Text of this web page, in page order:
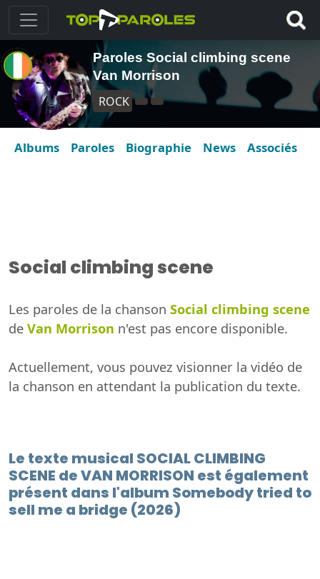
Paroles Social climbing scene
Van Morrison
ROCK
Albums Paroles Biographie News Associés
Social climbing scene
Les paroles de la chanson Social climbing scene
de Van Morrison n'est pas encore disponible.
Actuellement, vous pouvez visionner la vidéo de
la chanson en attendant la publication du texte.
Le texte musical SOCIAL CLIMBING
SCENE de VAN MORRISON est également
présent dans l'album Somebody tried to
sell me a bridge (2026)